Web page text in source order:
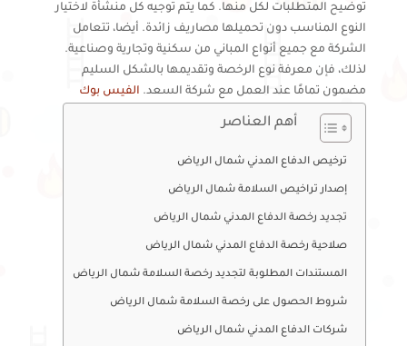
توضيح المتطلبات لكل منها. كما يتم توجيه كل منشأة لاختيار
النوع المناسب دون تحميلها مصاريف زائدة. أيضا، تتعامل
الشركة مع جميع أنواع المباني من سكنية وتجارية وصناعية.
لذلك، فإن معرفة نوع الرخصة وتقديمها بالشكل السليم
مضمون تمامًا عند العمل مع شركة السعد. الفيس بوك
أهم العناصر
ترخيص الدفاع المدني شمال الرياض
إصدار تراخيص السلامة شمال الرياض
تجديد رخصة الدفاع المدني شمال الرياض
صلاحية رخصة الدفاع المدني شمال الرياض
المستندات المطلوبة لتجديد رخصة السلامة شمال الرياض
شروط الحصول على رخصة السلامة شمال الرياض
شركات الدفاع المدني شمال الرياض